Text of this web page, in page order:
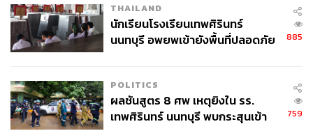
THAILAND
นักเรียนโรงเรียนเทพศิรินทร์
นนทบุรี อพยพเข้ายังพื้นที่ปลอดภัย
885
POLITICS
ผลชันสูตร 8 ศพ เหตุยิงใน รร.
เทพศิรินทร์ นนทบุรี พบกระสุนเข้า
759